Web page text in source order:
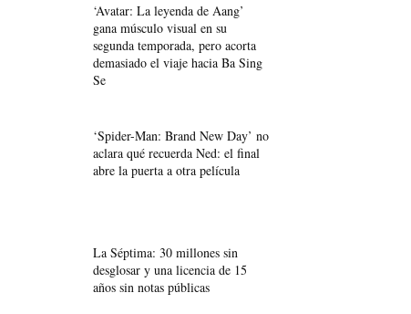
‘Avatar: La leyenda de Aang’
gana músculo visual en su
segunda temporada, pero acorta
demasiado el viaje hacia Ba Sing
Se
‘Spider-Man: Brand New Day’ no
aclara qué recuerda Ned: el final
abre la puerta a otra película
La Séptima: 30 millones sin
desglosar y una licencia de 15
años sin notas públicas